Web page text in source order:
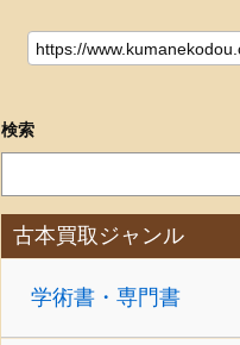
検索
古本買取ジャンル
学術書・専門書